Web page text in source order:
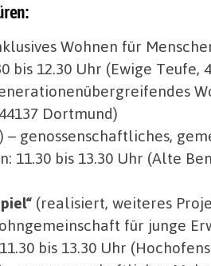
Wohnen für
bis 12.30 Uhr (Ewige Teufe,
Dortmund)
genossenschaftliches,
11.30 bis 13.30 Uhr (Alte
(realisiert, weiteres
für junge
bis 13.30 Uhr